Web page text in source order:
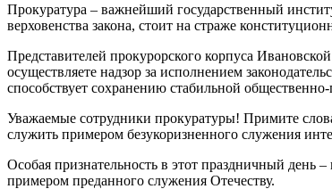
Прокуратура – важнейший государственный
верховенства закона, стоит на страже
Представителей прокурорского корпуса
осуществляете надзор за исполнением
способствует сохранению стабильной
Уважаемые сотрудники прокуратуры! Примите
служить примером безукоризненного служения
Особая признательность в этот праздничный
примером преданного служения Отечеству.